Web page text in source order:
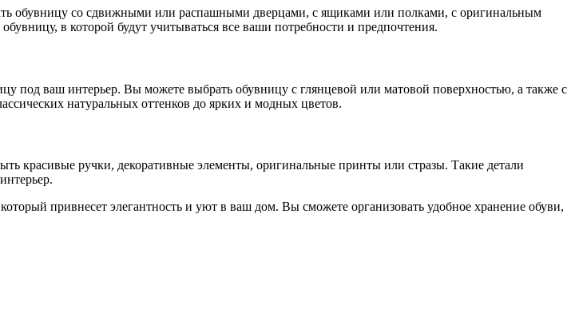
обувницу со сдвижными или распашными дверцами, с ящиками или полками, с оригинальным
в которой будут учитываться все ваши потребности и предпочтения.
ваш интерьер. Вы можете выбрать обувницу с глянцевой или матовой поверхностью, а также с
натуральных оттенков до ярких и модных цветов.
ручки, декоративные элементы, оригинальные принты или стразы. Такие детали
привнесет элегантность и уют в ваш дом. Вы сможете организовать удобное хранение обуви,